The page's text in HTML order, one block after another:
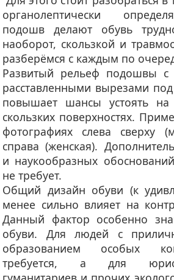
органолептически
подошв делают обувь
наоборот, скользкой и
разберёмся с каждым по
Развитый рельеф подошвы с
расставленными вырезами
повышает шансы устоять
скользких поверхностях.
фотографиях слева сверху
справа (женская).
и наукообразных
не требует.
Общий дизайн обуви (к
менее сильно влияет на
Данный фактор особенно
обуви. Для людей с
образованием особых
требуется, а для